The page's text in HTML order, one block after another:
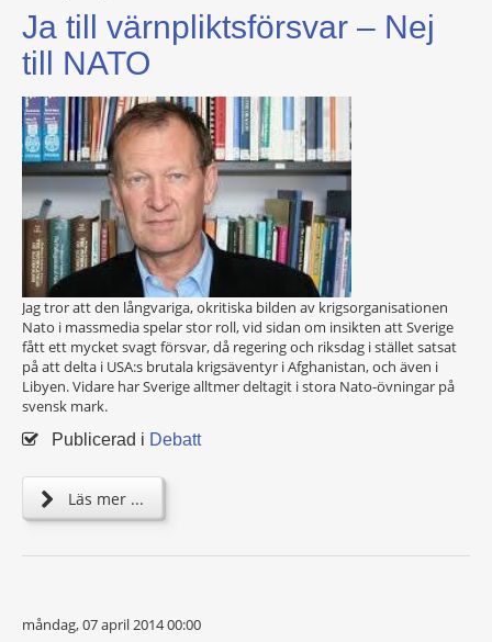
Ja till värnpliktsförsvar – Nej
till NATO
Jag tror att den långvariga, okritiska bilden av krigsorganisationen
Nato i massmedia spelar stor roll, vid sidan om insikten att Sverige
fått ett mycket svagt försvar, då regering och riksdag i stället satsat
på att delta i USA:s brutala krigsäventyr i Afghanistan, och även i
Libyen. Vidare har Sverige alltmer deltagit i stora Nato-övningar på
svensk mark.
Publicerad i Debatt
Läs mer ...
måndag, 07 april 2014 00:00